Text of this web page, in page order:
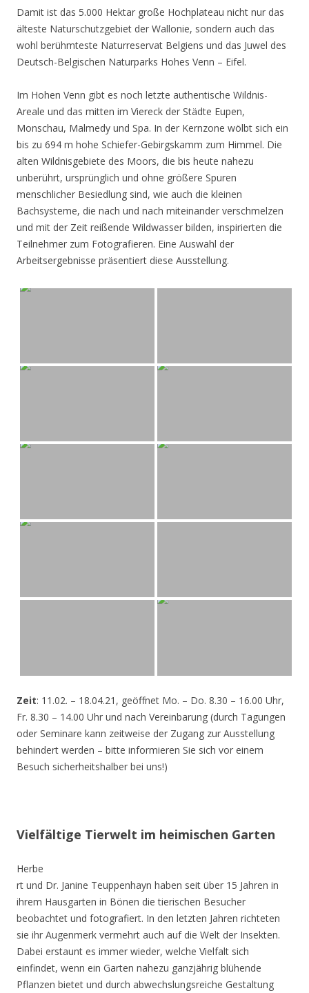
Damit ist das 5.000 Hektar große Hochplateau nicht nur das
älteste Naturschutzgebiet der Wallonie, sondern auch das
wohl berühmteste Naturreservat Belgiens und das Juwel des
Deutsch-Belgischen Naturparks Hohes Venn – Eifel.
Im Hohen Venn gibt es noch letzte authentische Wildnis-
Areale und das mitten im Viereck der Städte Eupen,
Monschau, Malmedy und Spa. In der Kernzone wölbt sich ein
bis zu 694 m hohe Schiefer-Gebirgskamm zum Himmel. Die
alten Wildnisgebiete des Moors, die bis heute nahezu
unberührt, ursprünglich und ohne größere Spuren
menschlicher Besiedlung sind, wie auch die kleinen
Bachsysteme, die nach und nach miteinander verschmelzen
und mit der Zeit reißende Wildwasser bilden, inspirierten die
Teilnehmer zum Fotografieren. Eine Auswahl der
Arbeitsergebnisse präsentiert diese Ausstellung.
Zeit: 11.02. – 18.04.21, geöffnet Mo. – Do. 8.30 – 16.00 Uhr,
Fr. 8.30 – 14.00 Uhr und nach Vereinbarung (durch Tagungen
oder Seminare kann zeitweise der Zugang zur Ausstellung
behindert werden – bitte informieren Sie sich vor einem
Besuch sicherheitshalber bei uns!)
Vielfältige Tierwelt im heimischen Garten
Herbe
rt und Dr. Janine Teuppenhayn haben seit über 15 Jahren in
ihrem Hausgarten in Bönen die tierischen Besucher
beobachtet und fotografiert. In den letzten Jahren richteten
sie ihr Augenmerk vermehrt auch auf die Welt der Insekten.
Dabei erstaunt es immer wieder, welche Vielfalt sich
einfindet, wenn ein Garten nahezu ganzjährig blühende
Pflanzen bietet und durch abwechslungsreiche Gestaltung